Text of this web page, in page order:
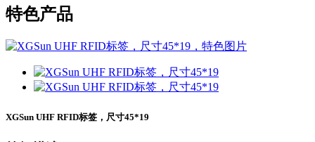
特色产品
XGSun UHF RFID标签，尺寸45*19